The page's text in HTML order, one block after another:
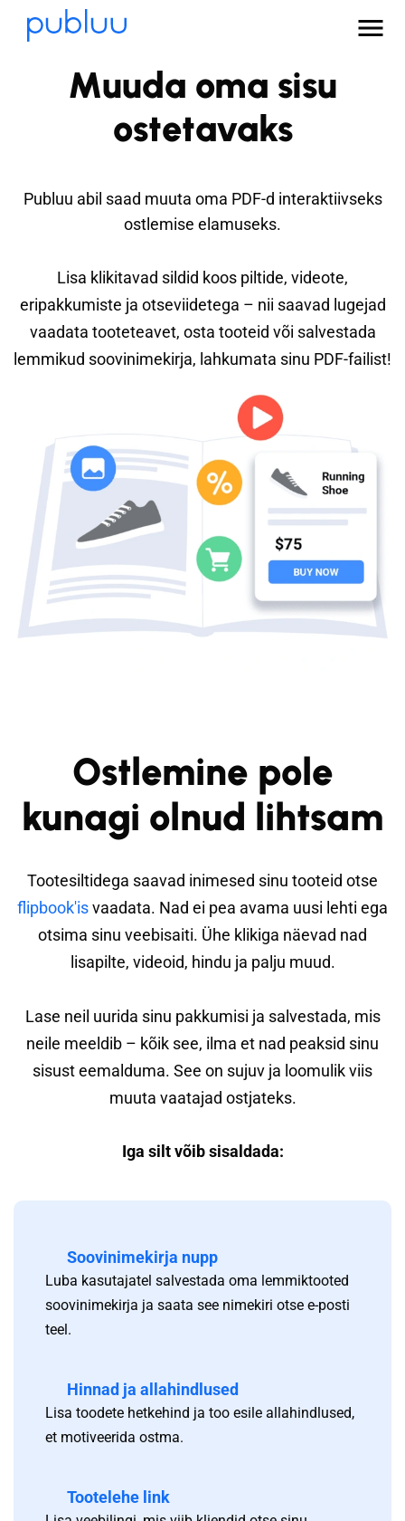
Muuda oma sisu
ostetavaks
Publuu abil saad muuta oma PDF-d interaktiivseks
ostlemise elamuseks.
Lisa klikitavad sildid koos piltide, videote,
eripakkumiste ja otseviidetega – nii saavad lugejad
vaadata tooteteavet, osta tooteid või salvestada
lemmikud soovinimekirja, lahkumata sinu PDF-failist!
Ostlemine pole
kunagi olnud lihtsam
Tootesiltidega saavad inimesed sinu tooteid otse
flipbook'isvaadata. Nad ei pea avama uusi lehti ega
otsima sinu veebisaiti. Ühe klikiga näevad nad
lisapilte, videoid, hindu ja palju muud.
Lase neil uurida sinu pakkumisi ja salvestada, mis
neile meeldib – kõik see, ilma et nad peaksid sinu
sisust eemalduma. See on sujuv ja loomulik viis
muuta vaatajad ostjateks.
Iga silt võib sisaldada:
Soovinimekirja nupp
Luba kasutajatel salvestada oma lemmiktooted
soovinimekirja ja saata see nimekiri otse e-posti
teel.
Hinnad ja allahindlused
Lisa toodete hetkehind ja too esile allahindlused,
et motiveerida ostma.
Tootelehe link